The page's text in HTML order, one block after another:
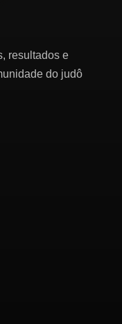
resultados e
do judô